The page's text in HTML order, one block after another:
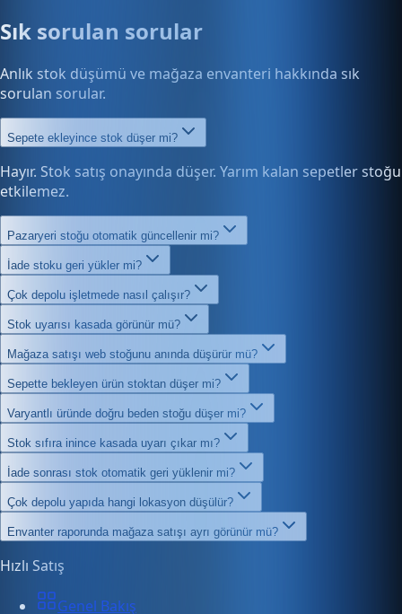
Sık sorulan sorular
Anlık stok düşümü ve mağaza envanteri hakkında sık
sorulan sorular.
Sepete ekleyince stok düşer mi?
Hayır. Stok satış onayında düşer. Yarım kalan sepetler stoğu
etkilemez.
Pazaryeri stoğu otomatik güncellenir mi?
İade stoku geri yükler mi?
Çok depolu işletmede nasıl çalışır?
Stok uyarısı kasada görünür mü?
Mağaza satışı web stoğunu anında düşürür mü?
Sepette bekleyen ürün stoktan düşer mi?
Varyantlı üründe doğru beden stoğu düşer mi?
Stok sıfıra inince kasada uyarı çıkar mı?
İade sonrası stok otomatik geri yüklenir mi?
Çok depolu yapıda hangi lokasyon düşülür?
Envanter raporunda mağaza satışı ayrı görünür mü?
Hızlı Satış
Genel Bakış